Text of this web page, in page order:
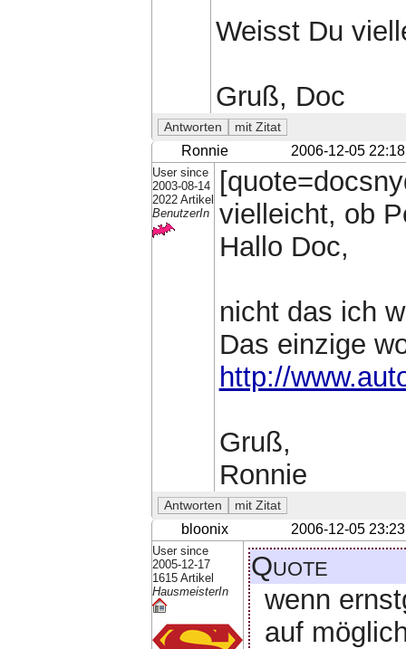
Weisst Du
Gruß, Doc
Ronnie 2006-12-05 22:18
User since
2003-08-14
2022 Artikel
BenutzerIn
vielleicht, ob
Hallo Doc,
nicht das ich
Das einzige
http://
Gruß,
Ronnie
bloonix 2006-12-05 23:23
User since
2005-12-17
1615 Artikel
HausmeisterIn
Quote
wenn
auf